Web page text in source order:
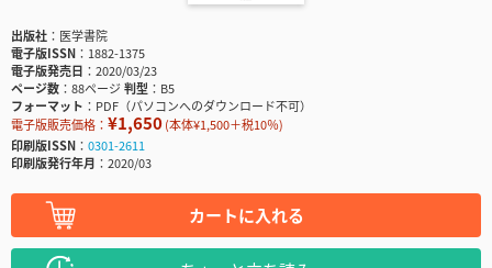
出版社
医学書院
電子版ISSN
1882-1375
電子版発売日
2020/03/23
ページ数
88ページ判型
B5
フォーマット
PDF（パソコンへのダウンロード不可）
電子版販売価格： ¥1,650(本体¥1,500＋税10％)
印刷版ISSN
0301-2611
印刷版発行年月
2020/03
カートに入れる